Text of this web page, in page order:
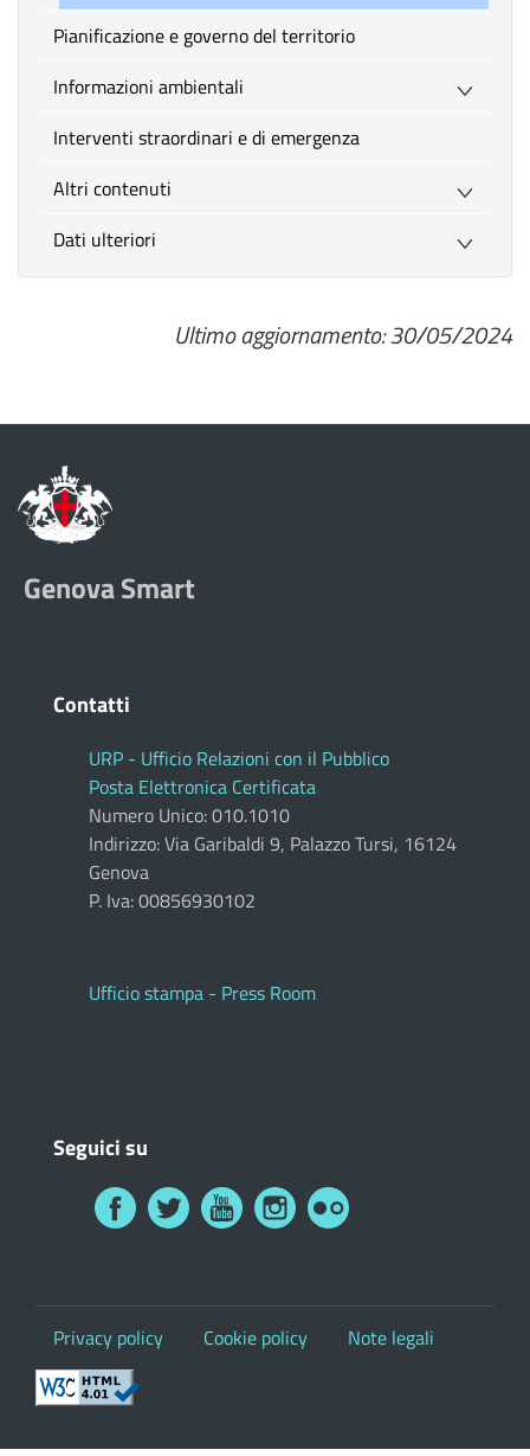
Pianificazione e governo del territorio
Informazioni ambientali
Interventi straordinari e di emergenza
Altri contenuti
Dati ulteriori
Ultimo aggiornamento: 30/05/2024
Genova Smart
Contatti
URP - Ufficio Relazioni con il Pubblico
Posta Elettronica Certificata
Numero Unico: 010.1010
Indirizzo: Via Garibaldi 9, Palazzo Tursi, 16124
Genova
P. Iva: 00856930102
Ufficio stampa - Press Room
Seguici su
Privacy policy Cookie policy Note legali